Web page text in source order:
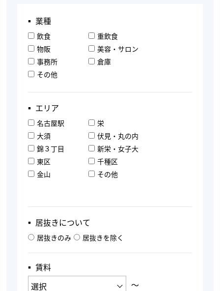
▪︎ 業種
飲食
重飲食
物販
美容・サロン
事務所
倉庫
その他
▪︎ エリア
名古屋駅
栄
大須
伏見・丸の内
錦３丁目
新栄・女子大
東区
千種区
金山
その他
▪︎ 居抜きについて
居抜きのみ 居抜きを除く
▪︎ 賃料
〜